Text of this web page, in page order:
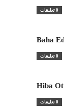
0 تعليقات
Baha
0 تعليقات
Hiba
0 تعليقات